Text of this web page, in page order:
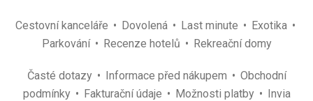
Cestovní kanceláře Dovolená Last minute
Exotika
Parkování
Recenze hotelů Rekreační domy
Časté dotazy Informace před nákupem
Obchodní
podmínky
Fakturační údaje Možnosti platby
Invia